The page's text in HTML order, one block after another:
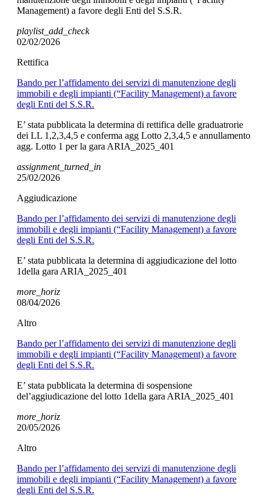
Management) a favore degli Enti del S.S.R.
playlist_add_check
02/02/2026
Rettifica
Bando per l’affidamento dei servizi di manutenzione degli
immobili e degli impianti (“Facility Management) a favore
degli Enti del S.S.R.
E’ stata pubblicata la determina di rettifica delle graduatrorie
dei LL 1,2,3,4,5 e conferma agg Lotto 2,3,4,5 e annullamento
agg. Lotto 1 per la gara ARIA_2025_401
assignment_turned_in
25/02/2026
Aggiudicazione
Bando per l’affidamento dei servizi di manutenzione degli
immobili e degli impianti (“Facility Management) a favore
degli Enti del S.S.R.
E’ stata pubblicata la determina di aggiudicazione del lotto
1della gara ARIA_2025_401
more_horiz
08/04/2026
Altro
Bando per l’affidamento dei servizi di manutenzione degli
immobili e degli impianti (“Facility Management) a favore
degli Enti del S.S.R.
E’ stata pubblicata la determina di sospensione
del’aggiudicazione del lotto 1della gara ARIA_2025_401
more_horiz
20/05/2026
Altro
Bando per l’affidamento dei servizi di manutenzione degli
immobili e degli impianti (“Facility Management) a favore
degli Enti del S.S.R.